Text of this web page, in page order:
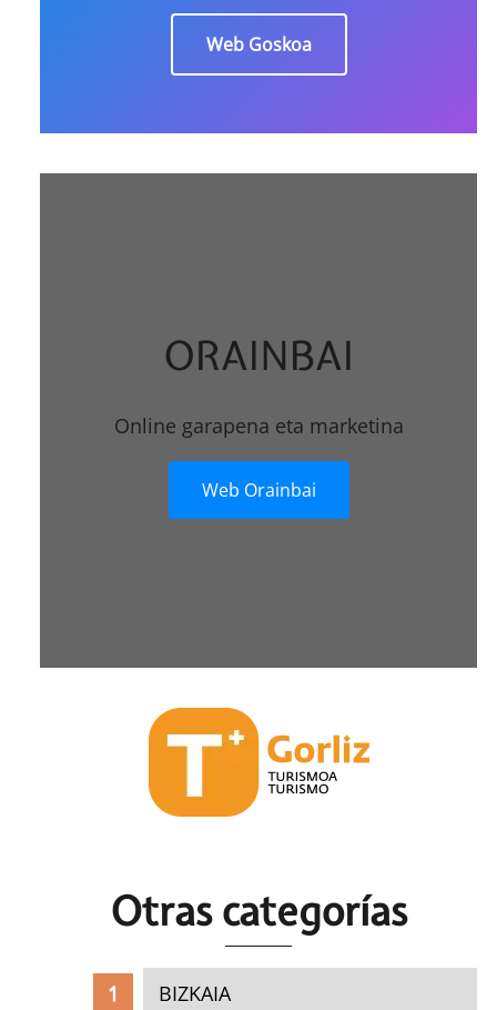
Web Goskoa
ORAINBAI
Online garapena eta marketina
Web Orainbai
Otras categorías
BIZKAIA